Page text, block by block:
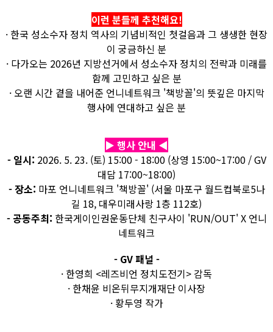
이런 분들께 추천해요!
· 한국 성소수자 정치 역사의 기념비적인 첫걸음과 그 생생한 현장
이 궁금하신 분
· 다가오는 2026년 지방선거에서 성소수자 정치의 전략과 미래를
함께 고민하고 싶은 분
· 오랜 시간 곁을 내어준 언니네트워크 '책방꼴'의 뜻깊은 마지막
행사에 연대하고 싶은 분
▶ 행사 안내 ◀
- 일시: 2026. 5. 23. (토) 15:00 - 18:00 (상영 15:00~17:00 / GV
대담 17:00~18:00)
- 장소: 마포 언니네트워크 '책방꼴' (서울 마포구 월드컵북로5나
길 18, 대우미래사랑 1층 112호)
- 공동주최: 한국게이인권운동단체 친구사이 'RUN/OUT' X 언니
네트워크
- GV 패널 -
· 한영희 <레즈비언 정치도전기> 감독
· 한채윤 비온뒤무지개재단 이사장
· 황두영 작가